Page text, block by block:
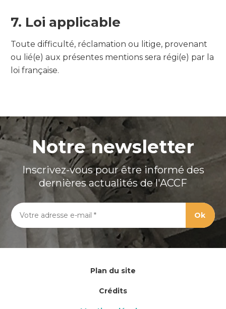
7. Loi applicable
Toute difficulté, réclamation ou litige, provenant
ou lié(e) aux présentes mentions sera régi(e) par la
loi française.
Notre newsletter
Inscrivez-vous pour être informé des
dernières actualités de l'ACCF
Plan du site
Crédits